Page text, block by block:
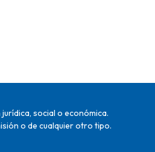
social o económica.
o de cualquier otro tipo.